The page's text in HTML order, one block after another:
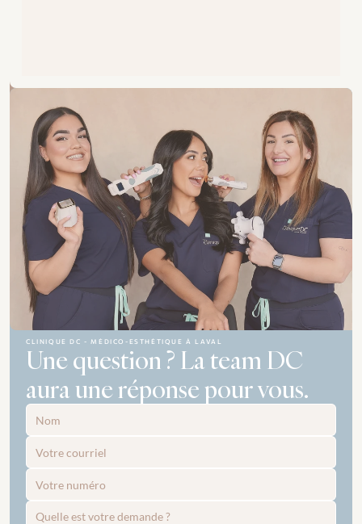
CLINIQUE DC - MÉDICO-ESTHÉTIQUE À LAVAL
Une question ? La team DC
aura une réponse pour vous.